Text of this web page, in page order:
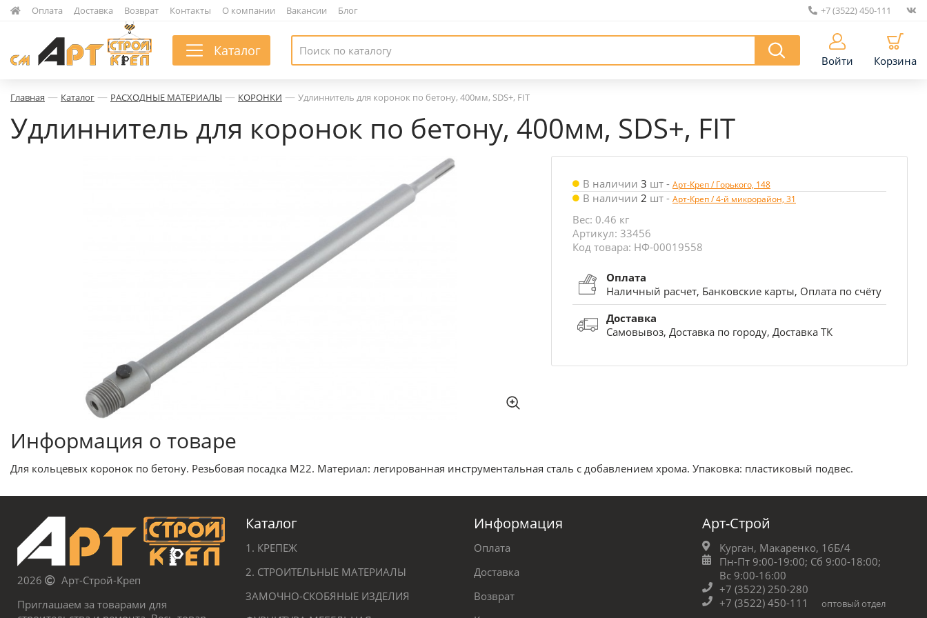
Оплата Доставка Возврат Контакты О компании Вакансии Блог +7 (3522) 450-111
Каталог
Войти Корзина
Главная — Каталог — РАСХОДНЫЕ МАТЕРИАЛЫ — КОРОНКИ — Удлиннитель для коронок по бетону, 400мм, SDS+, FIT
Удлиннитель для коронок по бетону, 400мм, SDS+, FIT
В наличии 3 шт - Арт-Креп / Горького, 148
В наличии 2 шт - Арт-Креп / 4-й микрорайон, 31
Вес: 0.46 кг
Артикул: 33456
Код товара: НФ-00019558
Оплата
Наличный расчет, Банковские карты, Оплата по счёту
Доставка
Самовывоз, Доставка по городу, Доставка ТК
Информация о товаре
Для кольцевых коронок по бетону. Резьбовая посадка М22. Материал: легированная инструментальная сталь с добавлением хрома. Упаковка: пластиковый подвес.
2026
Арт-Строй-Креп
Приглашаем за товарами для
Каталог
1. КРЕПЕЖ
2. СТРОИТЕЛЬНЫЕ МАТЕРИАЛЫ
ЗАМОЧНО-СКОБЯНЫЕ ИЗДЕЛИЯ
Информация
Оплата
Доставка
Возврат
Арт-Строй
Курган, Макаренко, 16Б/4
Пн-Пт 9:00-19:00; Сб 9:00-18:00;
Вс 9:00-16:00
+7 (3522) 250-280
+7 (3522) 450-111
оптовый отдел